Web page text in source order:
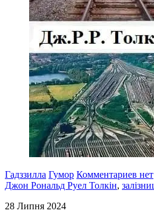
Гадззилла Гумор Комментариев нет
Джон Рональд Руел Толкін,
28 Липня 2024